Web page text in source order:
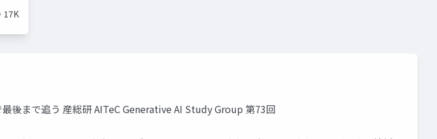
17K
後まで追う 産総研 AITeC Generative AI Study Group 第73回